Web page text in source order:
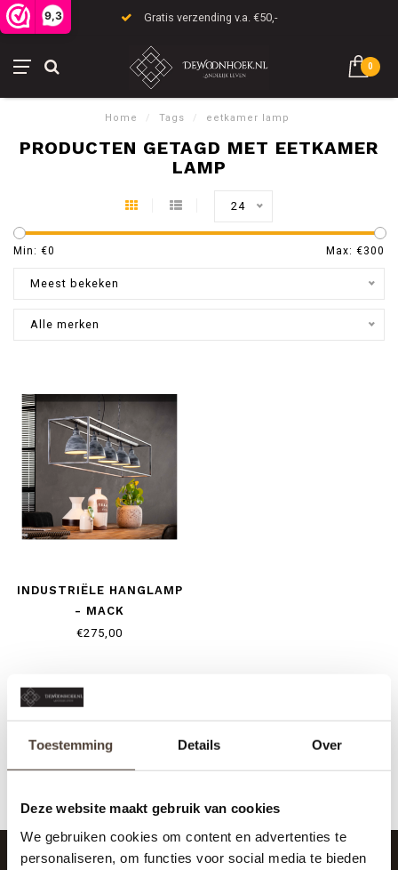
Toestemming Details Over
Deze website maakt gebruik van cookies
We gebruiken cookies om content en advertenties te
personaliseren, om functies voor social media te bieden
9,3 Gratis verzending v.a. €50,-
0
Home / Tags / eetkamer lamp
PRODUCTEN GETAGD MET EETKAMER
LAMP
24
Min: €0 Max: €300
Meest bekeken
Alle merken
INDUSTRIËLE HANGLAMP
- MACK
€275,00